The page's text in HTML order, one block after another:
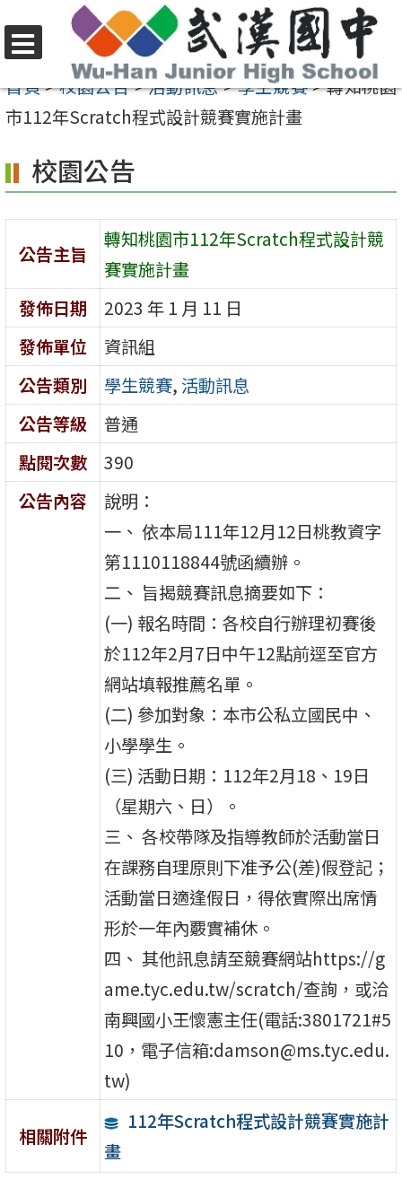
至
要
容
區
選
單
首頁>校園公告>活動訊息>學生競賽>轉知桃園
市112年Scratch程式設計競賽實施計畫
校園公告
公告主旨
轉知桃園市112年Scratch程式設計競
賽實施計畫
發佈日期
2023 年 1 月 11 日
發佈單位
資訊組
公告類別
學生競賽, 活動訊息
公告等級
普通
點閱次數
390
公告內容
說明：
一、 依本局111年12月12日桃教資字
第1110118844號函續辦。
二、 旨揭競賽訊息摘要如下：
(一) 報名時間：各校自行辦理初賽後
於112年2月7日中午12點前逕至官方
網站填報推薦名單。
(二) 參加對象：本市公私立國民中、
小學學生。
(三) 活動日期：112年2月18、19日
（星期六、日）。
三、 各校帶隊及指導教師於活動當日
在課務自理原則下准予公(差)假登記；
活動當日適逢假日，得依實際出席情
形於一年內覈實補休。
四、 其他訊息請至競賽網站https://g
ame.tyc.edu.tw/scratch/查詢，或洽
南興國小王懷憲主任(電話:3801721#5
10，電子信箱:damson@ms.tyc.edu.
tw)
相關附件
112年Scratch程式設計競賽實施計
畫